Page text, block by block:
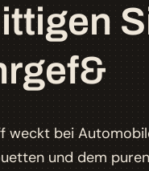
weckt bei
und dem